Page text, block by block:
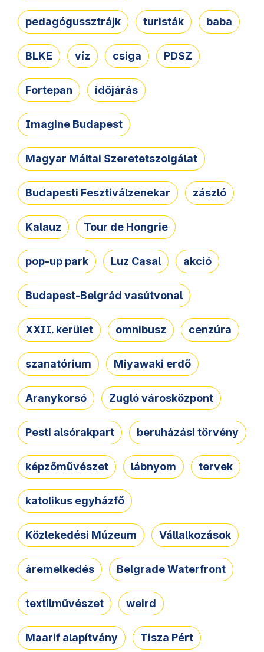
pedagógussztrájk turisták baba
BLKE víz csiga PDSZ
Fortepan időjárás
Imagine Budapest
Magyar Máltai Szeretetszolgálat
Budapesti Fesztiválzenekar zászló
Kalauz Tour de Hongrie
pop-up park Luz Casal akció
Budapest-Belgrád vasútvonal
XXII. kerület omnibusz cenzúra
szanatórium Miyawaki erdő
Aranykorsó Zugló városközpont
Pesti alsórakpart beruházási törvény
képzőművészet lábnyom tervek
katolikus egyházfő
Közlekedési Múzeum Vállalkozások
áremelkedés Belgrade Waterfront
textilművészet weird
Maarif alapítvány Tisza Pért